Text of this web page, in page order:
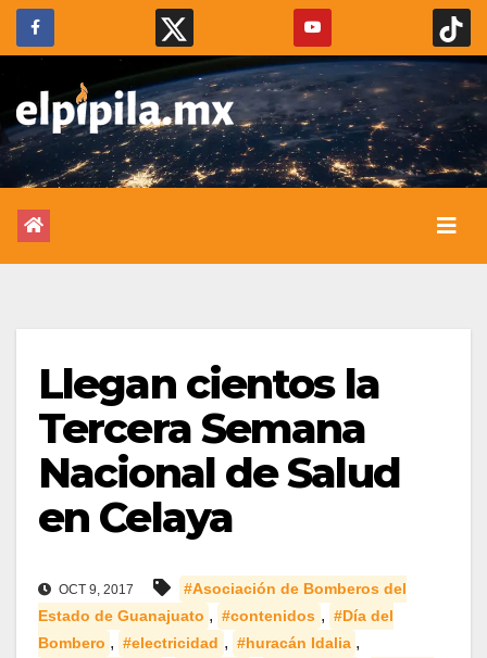
Llegan cientos la
Tercera Semana
Nacional de Salud
en Celaya
OCT 9, 2017
#Asociación de Bomberos del
Estado de Guanajuato , #contenidos , #Día del
Bombero , #electricidad , #huracán Idalia ,